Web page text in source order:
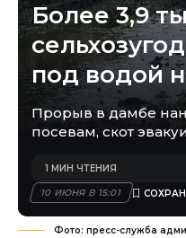
Более 3,9
под водой
Прорыв в дамбе
посевам, скот
10 ИЮНЯ В 15:01
1 МИН ЧТЕНИЯ
Фото: пресс-служба